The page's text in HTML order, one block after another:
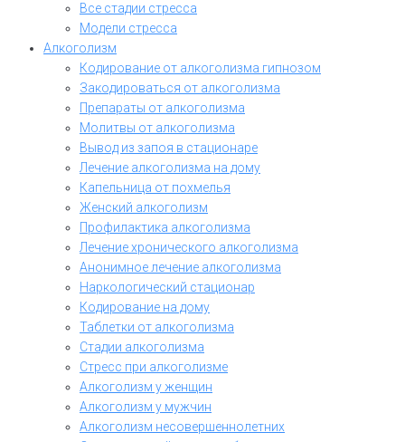
Все стадии стресса
Модели стресса
Алкоголизм
Кодирование от алкоголизма гипнозом
Закодироваться от алкоголизма
Препараты от алкоголизма
Молитвы от алкоголизма
Вывод из запоя в стационаре
Лечение алкоголизма на дому
Капельница от похмелья
Женский алкоголизм
Профилактика алкоголизма
Лечение хронического алкоголизма
Анонимное лечение алкоголизма
Наркологический стационар
Кодирование на дому
Таблетки от алкоголизма
Стадии алкоголизма
Стресс при алкоголизме
Алкоголизм у женщин
Алкоголизм у мужчин
Алкоголизм несовершеннолетних